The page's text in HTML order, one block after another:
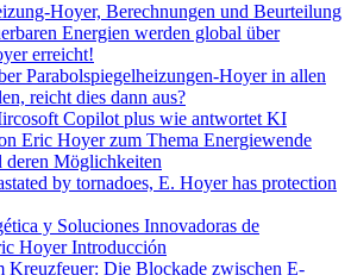
Hoyer, Berechnungen und Beurteilung
Energien werden global über
erreicht!
Parabolspiegelheizungen-Hoyer in allen
reicht dies dann aus?
Copilot plus wie antwortet KI
Eric Hoyer zum Thema Energiewende
deren Möglichkeiten
by tornadoes, E. Hoyer has protection
y Soluciones Innovadoras de
Hoyer Introducción
Kreuzfeuer: Die Blockade zwischen E-